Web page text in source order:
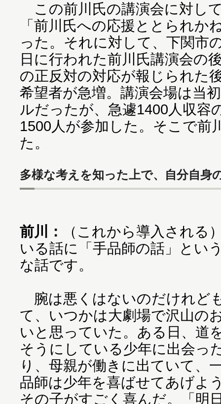
この前川氏の講演会に対し
「前川氏への応援ととられか
った。それに対して、下関市
日に行われた前川氏講演会の
の正反対の対応が報じられた
希望者が急増。講演会場は当
ルだったが、急遽1400人収容
1500人が参加した。そこで前
た。
多様な考えを知った上で、自分自身
前川：
（これから導入される
いる話に「手品師の話」とい
な話です。
腕は悪くはないのだけれど
て、いつかは大劇場で沢山の
いと思っていた。ある日、道
そうにしている少年に出会っ
り、母親が働きに出ていて、
品師は少年を喜ばせてあげよ
その子がすごく喜んだ。「明